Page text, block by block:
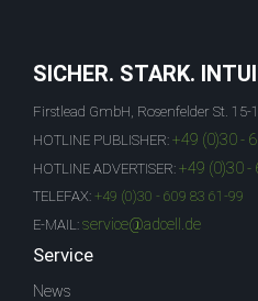
SICHER. STARK.
Firstlead GmbH, Rosenfelder St. 15-
HOTLINE PUBLISHER: +49 (0)30 -
HOTLINE ADVERTISER: +49 (0)30 -
TELEFAX: +49 (0)30 - 609 83 61-99
E-MAIL: service@adcell.de
Service
News